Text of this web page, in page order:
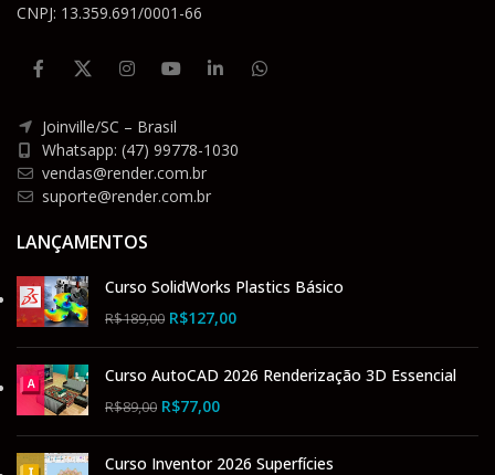
CNPJ: 13.359.691/0001-66
Joinville/SC – Brasil
Whatsapp: (47) 99778-1030
vendas@render.com.br
suporte@render.com.br
LANÇAMENTOS
Curso SolidWorks Plastics Básico
R$189,00 R$127,00
Curso AutoCAD 2026 Renderização 3D Essencial
R$89,00 R$77,00
Curso Inventor 2026 Superfícies